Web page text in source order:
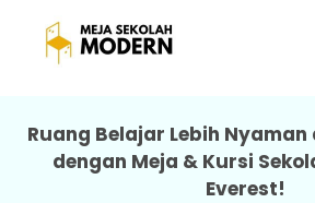
Jual Meja Belajar Anak
Smp Sma Ergonomis
Ruang Belajar Lebih
dengan Meja & Kursi
Everest!